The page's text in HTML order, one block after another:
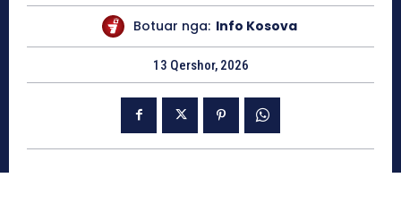
Botuar nga: Info Kosova
13 Qershor, 2026